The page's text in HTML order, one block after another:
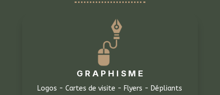
G R A P H I S M E
Logos - Cartes de visite - Flyers - Dépliants